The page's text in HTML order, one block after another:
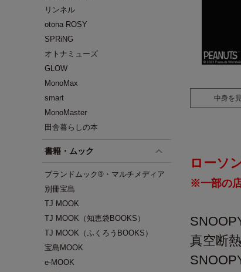
リンネル
otona ROSY
SPRiNG
オトナミューズ
GLOW
MonoMax
smart
MonoMaster
田舎暮らしの本
書籍・ムック
ブランドムック®・マルチメディア
別冊宝島
TJ MOOK
TJ MOOK（知恵袋BOOKS）
TJ MOOK（ふくろうBOOKS）
宝島MOOK
e-MOOK
中身を
ローソ
※一部の
真空断